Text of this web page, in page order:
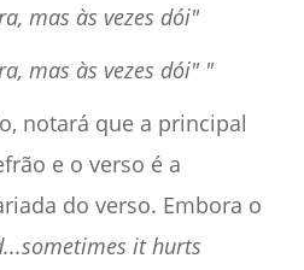
mas às vezes dói"
mas às vezes dói" "
notará que a principal
e o verso é a
do verso. Embora o
it hurts